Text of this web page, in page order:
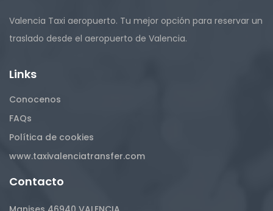
Valencia Taxi aeropuerto. Tu mejor opción para reservar un
traslado desde el aeropuerto de Valencia.
Links
Conocenos
FAQs
Política de cookies
www.taxivalenciatransfer.com
Contacto